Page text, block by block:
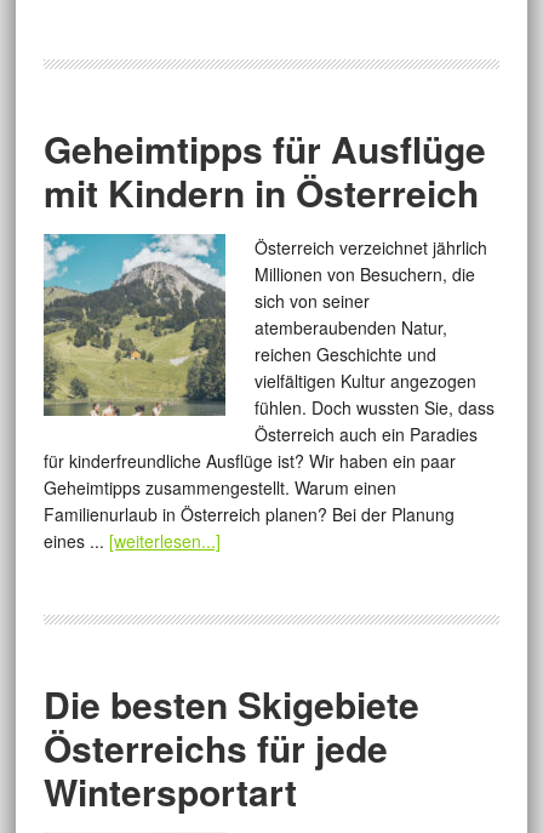
Geheimtipps für Ausflüge
mit Kindern in Österreich
Österreich verzeichnet jährlich
Millionen von Besuchern, die
sich von seiner
atemberaubenden Natur,
reichen Geschichte und
vielfältigen Kultur angezogen
fühlen. Doch wussten Sie, dass
Österreich auch ein Paradies
für kinderfreundliche Ausflüge ist? Wir haben ein paar
Geheimtipps zusammengestellt. Warum einen
Familienurlaub in Österreich planen? Bei der Planung
eines ... [weiterlesen...]
Die besten Skigebiete
Österreichs für jede
Wintersportart